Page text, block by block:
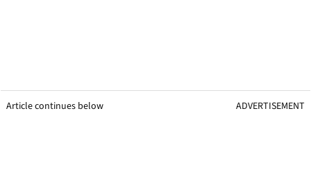
Article continues below ADVERTISEMENT